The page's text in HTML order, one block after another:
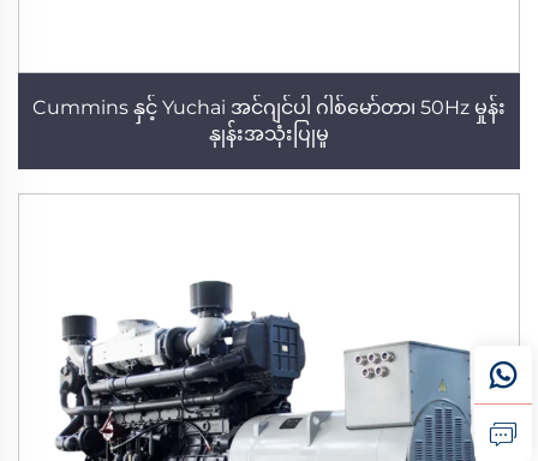
Cummins နှင့် Yuchai အင်ဂျင်ပါ ဂါစ်မော်တာ၊ 50Hz မှုန်း
နှုန်းအသုံးပြုမှု